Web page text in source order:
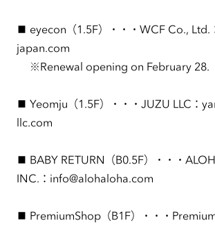
■ eyecon（1.5F）・・・WCF Co., Ltd.
japan.com
※Renewal opening on February 28.
■ Yeomju（1.5F）・・・JUZU LLC：
llc.com
■ BABY RETURN（B0.5F）・・・
INC.：info@alohaloha.com
■ PremiumShop（B1F）・・・